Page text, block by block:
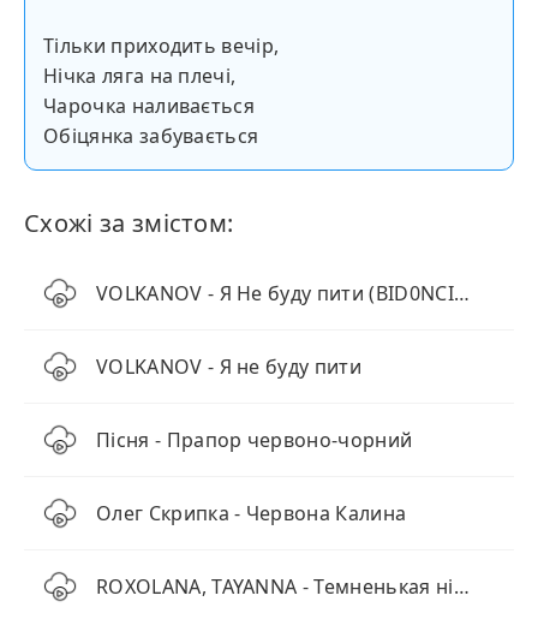
Тільки приходить вечір,
Нічка ляга на плечі,
Чарочка наливається
Обіцянка забувається
Схожі за змістом:
VOLKANOV - Я Не буду пити (BID0NCI0N REMIX)
VOLKANOV - Я не буду пити
Пісня - Прапор червоно-чорний
Олег Скрипка - Червона Калина
ROXOLANA, TAYANNA - Темненькая нічка